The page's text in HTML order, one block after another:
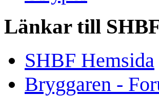
Länkar till
SHBF Hemsida
Bryggaren -